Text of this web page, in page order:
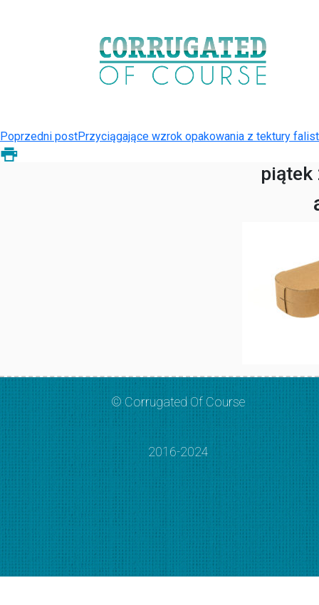
Poprzedni postPrzyciągające wzrok opakowania z tektury
piątek
© Corrugated Of Course
2016-2024